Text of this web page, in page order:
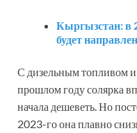
Кыргызстан: в
будет
С дизельным топливом и
прошлом году солярка
начала дешеветь. Но
2023-го она плавно